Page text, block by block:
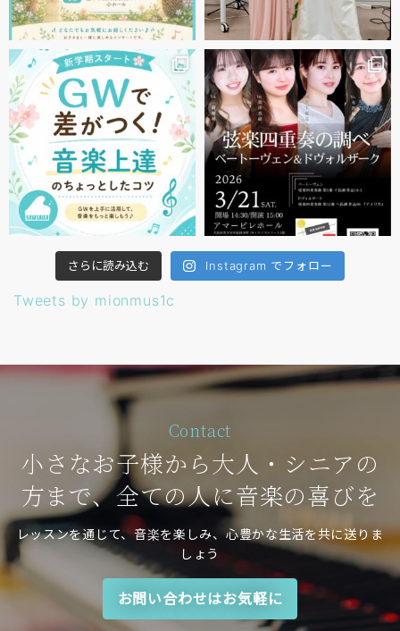
さらに読み込む Instagram でフォロー
Tweets by mionmus1c
Contact
小さなお子様から大人・シニアの
方まで、全ての人に音楽の喜びを
レッスンを通じて、音楽を楽しみ、心豊かな生活を共に送りま
しょう
お問い合わせはお気軽に